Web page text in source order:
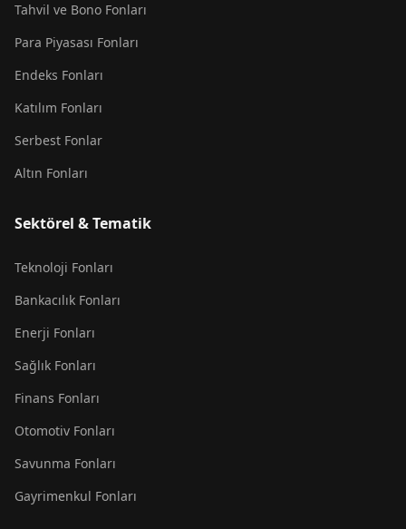
Tahvil ve Bono Fonları
Para Piyasası Fonları
Endeks Fonları
Katılım Fonları
Serbest Fonlar
Altın Fonları
Sektörel & Tematik
Teknoloji Fonları
Bankacılık Fonları
Enerji Fonları
Sağlık Fonları
Finans Fonları
Otomotiv Fonları
Savunma Fonları
Gayrimenkul Fonları